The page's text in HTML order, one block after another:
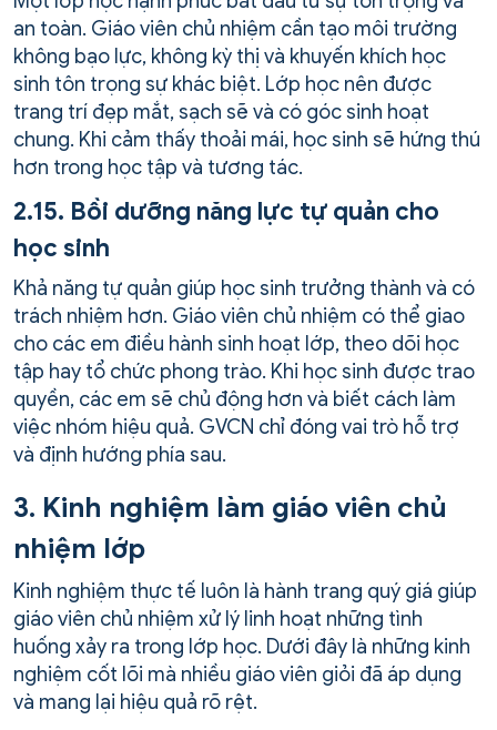
an toàn. Giáo viên chủ nhiệm cần tạo môi trường
không bạo lực, không kỳ thị và khuyến khích học
sinh tôn trọng sự khác biệt. Lớp học nên được
trang trí đẹp mắt, sạch sẽ và có góc sinh hoạt
chung. Khi cảm thấy thoải mái, học sinh sẽ hứng thú
hơn trong học tập và tương tác.
2.15. Bồi dưỡng năng lực tự quản cho
học sinh
Khả năng tự quản giúp học sinh trưởng thành và có
trách nhiệm hơn. Giáo viên chủ nhiệm có thể giao
cho các em điều hành sinh hoạt lớp, theo dõi học
tập hay tổ chức phong trào. Khi học sinh được trao
quyền, các em sẽ chủ động hơn và biết cách làm
việc nhóm hiệu quả. GVCN chỉ đóng vai trò hỗ trợ
và định hướng phía sau.
3. Kinh nghiệm làm giáo viên chủ
nhiệm lớp
Kinh nghiệm thực tế luôn là hành trang quý giá giúp
giáo viên chủ nhiệm xử lý linh hoạt những tình
huống xảy ra trong lớp học. Dưới đây là những kinh
nghiệm cốt lõi mà nhiều giáo viên giỏi đã áp dụng
và mang lại hiệu quả rõ rệt.